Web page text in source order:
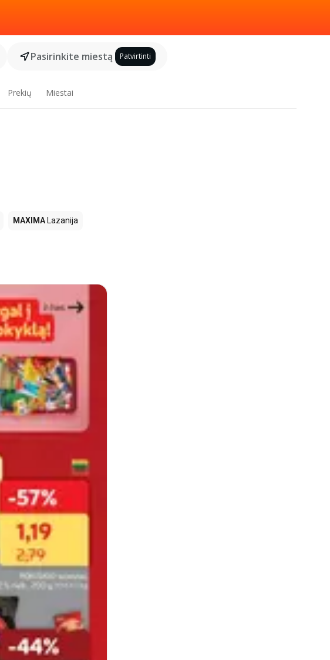
Pasirinkite miestą Patvirtinti
Prekių Miestai
MAXIMA Lazanija